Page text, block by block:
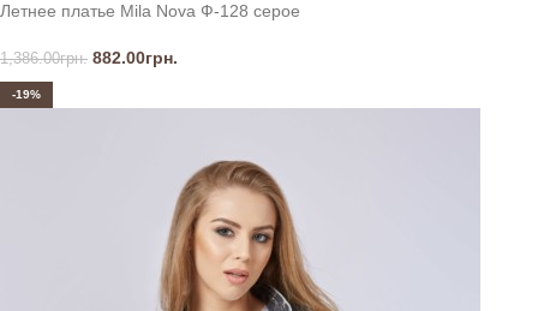
Летнее платье Mila Nova Ф-128 серое
1,386.00грн. 882.00грн.
-19%